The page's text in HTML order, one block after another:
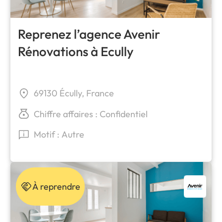
Reprenez l’agence Avenir
Rénovations à Ecully
69130 Écully, France
Chiffre affaires : Confidentiel
Motif : Autre
À reprendre